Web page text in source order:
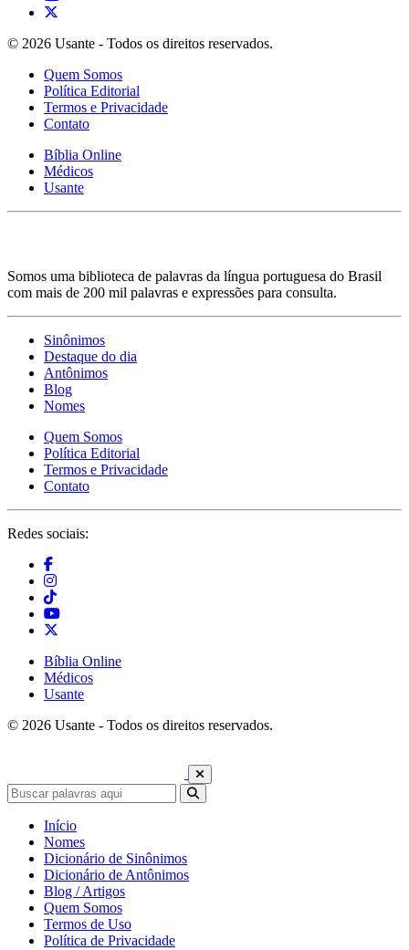
© 2026 Usante - Todos os direitos reservados.
Quem Somos
Política Editorial
Termos e Privacidade
Contato
Bíblia Online
Médicos
Usante
Somos uma biblioteca de palavras da língua portuguesa do Brasil
com mais de 200 mil palavras e expressões para consulta.
Sinônimos
Destaque do dia
Antônimos
Blog
Nomes
Quem Somos
Política Editorial
Termos e Privacidade
Contato
Redes sociais:
Bíblia Online
Médicos
Usante
© 2026 Usante - Todos os direitos reservados.
Início
Nomes
Dicionário de Sinônimos
Dicionário de Antônimos
Blog / Artigos
Quem Somos
Termos de Uso
Política de Privacidade